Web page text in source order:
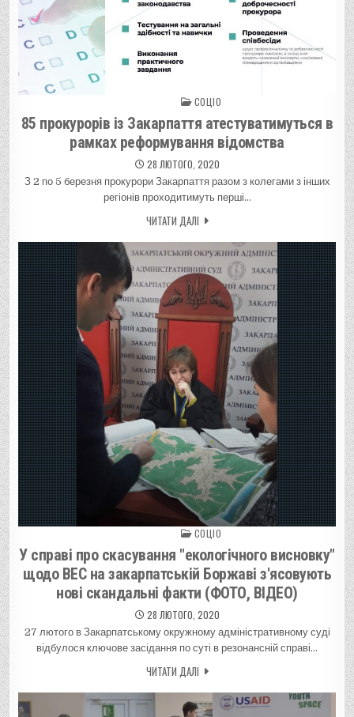
СОЦІО
85 прокурорів із Закарпаття атестуватимуться в
рамках реформування відомства
28 ЛЮТОГО, 2020
З 2 по 5 березня прокурори Закарпаття разом з колегами з інших
регіонів проходитимуть перші…
ЧИТАТИ ДАЛІ
СОЦІО
У справі про скасування "екологічного висновку"
щодо ВЕС на закарпатській Боржаві з'ясовують
нові скандальні факти (ФОТО, ВІДЕО)
28 ЛЮТОГО, 2020
27 лютого в Закарпатському окружному адміністративному суді
відбулося ключове засідання по суті в резонансній справі…
ЧИТАТИ ДАЛІ